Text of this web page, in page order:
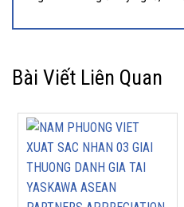
Bài Viết Liên Quan